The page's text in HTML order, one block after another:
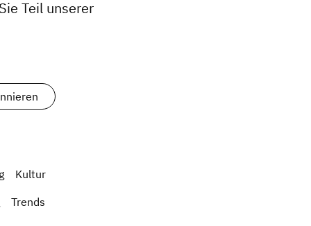
Teil unserer
Kultur
Trends